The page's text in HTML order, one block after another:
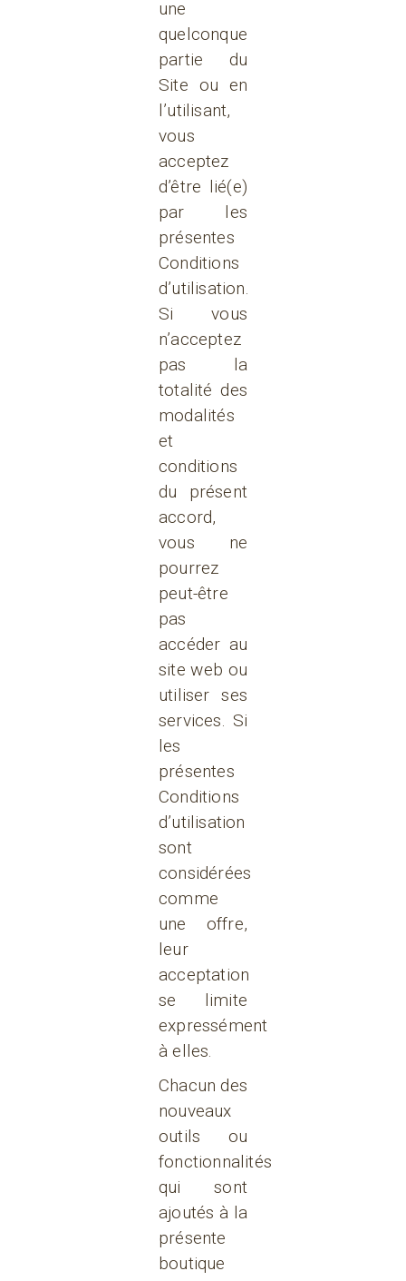
une
quelconque
partie du
Site ou en
l’utilisant,
vous
acceptez
d’être lié(e)
par les
présentes
Conditions
d’utilisation.
Si vous
n’acceptez
pas la
totalité des
modalités
et
conditions
du présent
accord,
vous ne
pourrez
peut-être
pas
accéder au
site web ou
utiliser ses
services. Si
les
présentes
Conditions
d’utilisation
sont
considérées
comme
une offre,
leur
acceptation
se limite
expressément
à elles.
Chacun des
nouveaux
outils ou
fonctionnalités
qui sont
ajoutés à la
présente
boutique